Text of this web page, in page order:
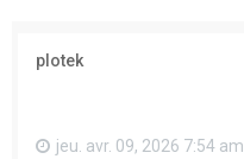
plotek
jeu. avr. 09, 2026 7:54 am